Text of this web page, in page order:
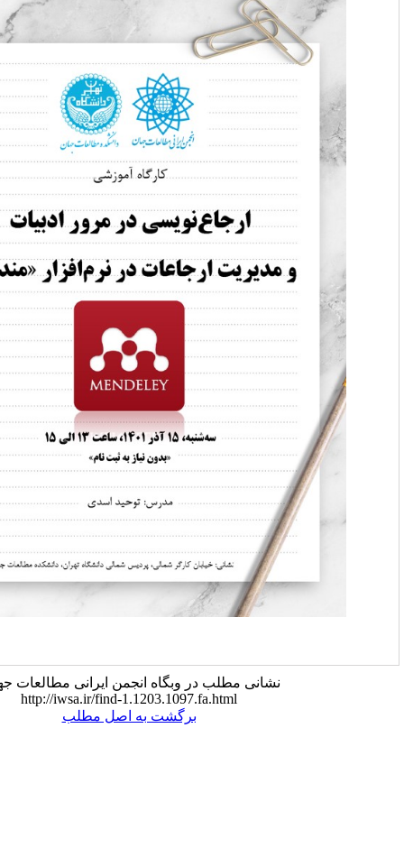
مطلب در وبگاه انجمن ایرانی مطالعات جهان:
http://iwsa.ir/find-1.1203.1097.fa.html